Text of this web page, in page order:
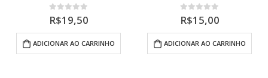
0out of 5
R$15,00
ADICIONAR AO CARRINHO
0out of 5
R$15,00
ADICIONAR AO CARRINHO